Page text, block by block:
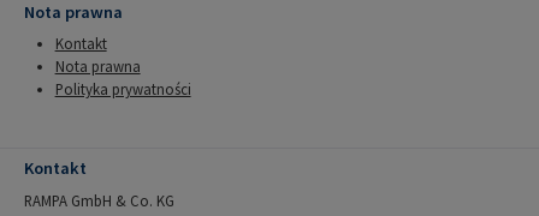
Nota prawna
Kontakt
Nota prawna
Polityka prywatności
Kontakt
RAMPA GmbH & Co. KG